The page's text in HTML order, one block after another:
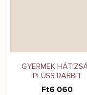
GYERMEK
PLÜSS RABBIT
Ft6 060